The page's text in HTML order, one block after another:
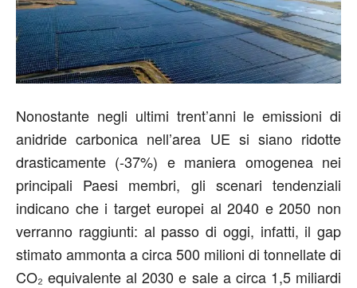
Nonostante negli ultimi trent’anni le emissioni di
anidride carbonica nell’area UE si siano ridotte
drasticamente (-37%) e maniera omogenea nei
principali Paesi membri, gli scenari tendenziali
indicano che i target europei al 2040 e 2050 non
verranno raggiunti: al passo di oggi, infatti, il gap
stimato ammonta a circa 500 milioni di tonnellate di
CO₂ equivalente al 2030 e sale a circa 1,5 miliardi